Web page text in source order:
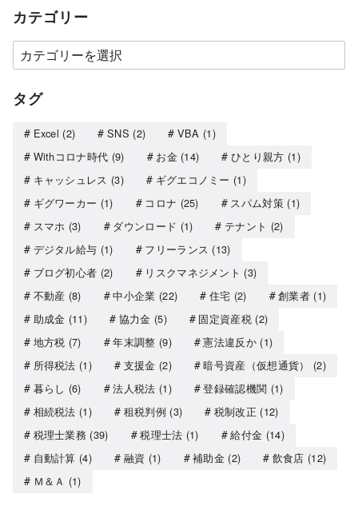
カテゴリー
タグ
Excel (2) SNS (2) VBA (1)
Withコロナ時代 (9) お金(14) ひとり親方 (1)
キャッシュレス (3) ギグエコノミー (1)
ギグワーカー (1) コロナ (25) スパム対策(1)
スマホ (3) ダウンロード (1) テナント (2)
デジタル給与 (1) フリーランス (13)
ブログ初心者 (2) リスクマネジメント (3)
不動産 (8) 中小企業 (22) 住宅 (2) 創業者 (1)
助成金 (11) 協力金 (5) 固定資産税(2)
地方税 (7) 年末調整 (9) 憲法違反か(1)
所得税法 (1) 支援金 (2) 暗号資産（仮想通貨）
(2)
暮らし (6) 法人税法 (1) 登録確認機関 (1)
相続税法 (1) 租税判例 (3) 税制改正 (12)
税理士業務 (39) 税理士法 (1) 給付金 (14)
自動計算 (4) 融資 (1) 補助金 (2) 飲食店 (12)
Ｍ＆Ａ (1)